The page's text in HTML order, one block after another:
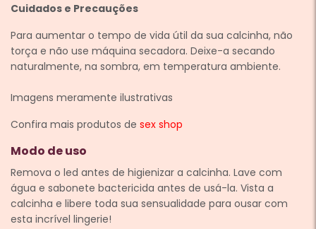
Cuidados e Precauções
Para aumentar o tempo de vida útil da sua calcinha, não
torça e não use máquina secadora. Deixe-a secando
naturalmente, na sombra, em temperatura ambiente.
Imagens meramente ilustrativas
Confira mais produtos de sex shop
Modo de uso
Remova o led antes de higienizar a calcinha. Lave com
água e sabonete bactericida antes de usá-la. Vista a
calcinha e libere toda sua sensualidade para ousar com
esta incrível lingerie!